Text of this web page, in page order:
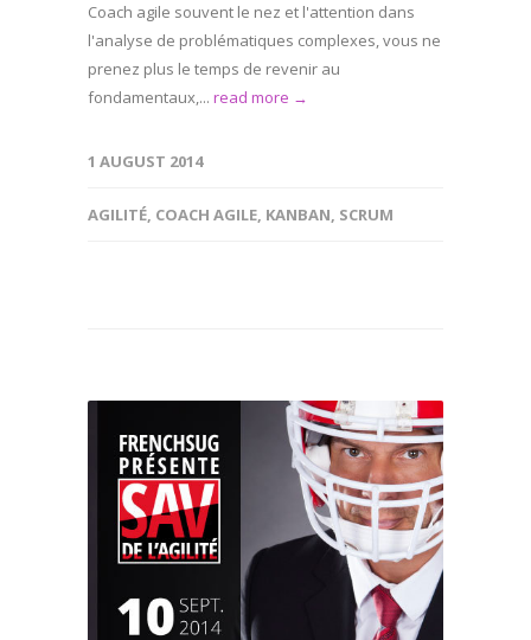
Coach agile souvent le nez et l'attention dans
l'analyse de problématiques complexes, vous ne
prenez plus le temps de revenir au
fondamentaux,... read more →
1 AUGUST 2014
AGILITÉ, COACH AGILE, KANBAN, SCRUM